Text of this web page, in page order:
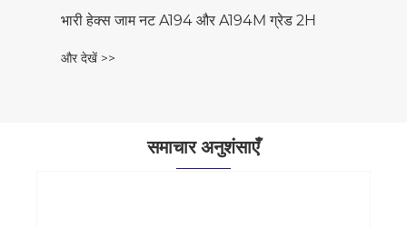
भारी हेक्स जाम नट A194 और A194M ग्रेड 2H
और देखें >>
समाचार अनुशंसाएँ